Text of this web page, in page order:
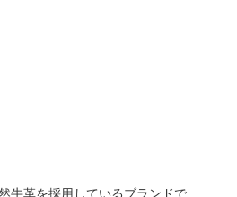
牛革を採用しているブランドで